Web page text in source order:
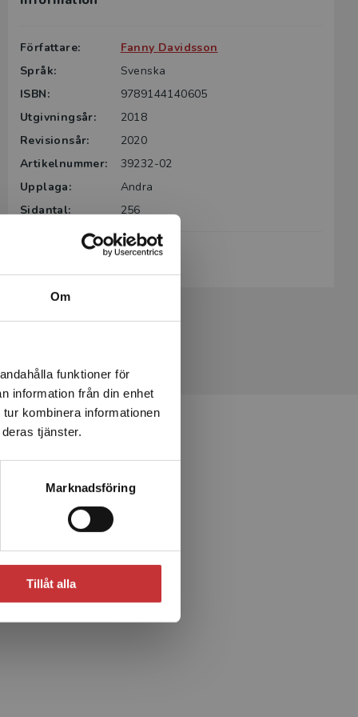
Om
funktioner för
information från din enhet
kombinera informationen
tjänster.
Marknadsföring
Tillåt alla
Författare:
Fanny Davidsson
Språk:
Svenska
ISBN:
9789144140605
Utgivningsår:
2018
Revisionsår:
2020
Artikelnummer:
39232-02
Upplaga:
Andra
Sidantal:
256
Köp- och leveransvillkor